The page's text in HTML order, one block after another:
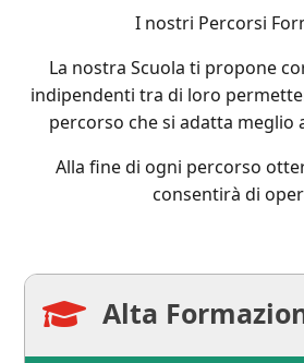
I nostri Percorsi
La nostra Scuola ti propone
indipendenti tra di loro
percorso che si adatta meglio
Alla fine di ogni percorso
consentirà di
 Alta